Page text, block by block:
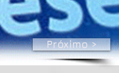
Próximo >